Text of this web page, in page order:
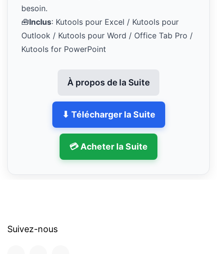
besoin.
🧰Inclus: Kutools pour Excel / Kutools pour
Outlook / Kutools pour Word / Office Tab Pro /
Kutools for PowerPoint
À propos de la Suite
⬇ Télécharger la Suite
💳 Acheter la Suite
Suivez-nous